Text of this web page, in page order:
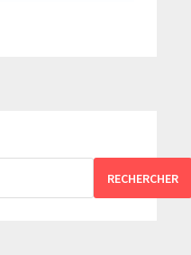
RECHERCHER